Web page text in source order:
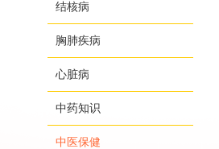
结核病
胸肺疾病
心脏病
中药知识
中医保健